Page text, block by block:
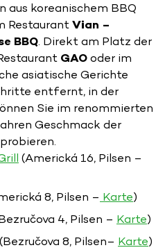
aus koreanischem BBQ
RestaurantVian –
BBQ. Direkt am Platz der
GAOoder im
asiatische Gerichte
entfernt, in der
Sie im renommierten
Geschmack der
(Americká 16, Pilsen –
8, Pilsen – Karte)
4, Pilsen – Karte)
(Bezručova 8, Pilsen– Karte)